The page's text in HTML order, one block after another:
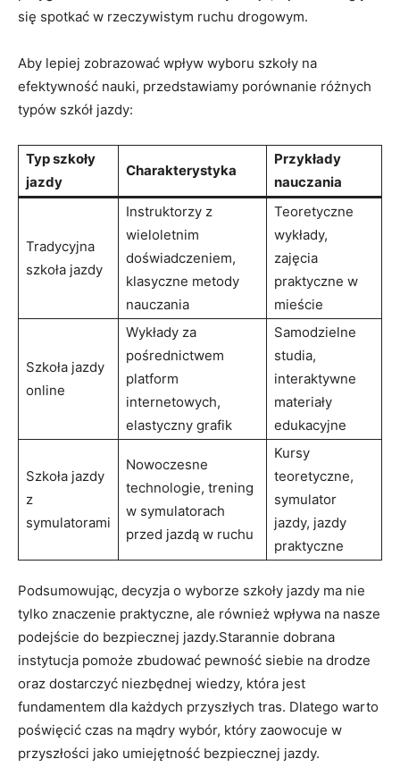
się spotkać w rzeczywistym ruchu drogowym.
Aby lepiej zobrazować wpływ wyboru szkoły na
efektywność nauki, przedstawiamy porównanie różnych
typów szkół jazdy:
Typ szkoły
jazdy
Charakterystyka
Przykłady
nauczania
Tradycyjna
szkoła jazdy
Instruktorzy z
wieloletnim
doświadczeniem,
klasyczne metody
nauczania
Teoretyczne
wykłady,
zajęcia
praktyczne w
mieście
Szkoła jazdy
online
Wykłady za
pośrednictwem
platform
internetowych,
elastyczny grafik
Samodzielne
studia,
interaktywne
materiały
edukacyjne
Szkoła jazdy
z
symulatorami
Nowoczesne
technologie, trening
w symulatorach
przed jazdą w ruchu
Kursy
teoretyczne,
symulator
jazdy, jazdy
praktyczne
Podsumowując, decyzja o wyborze szkoły jazdy ma nie
tylko znaczenie praktyczne, ale również wpływa na nasze
podejście do bezpiecznej jazdy.Starannie dobrana
instytucja pomoże zbudować pewność siebie na drodze
oraz dostarczyć niezbędnej wiedzy, która jest
fundamentem dla każdych przyszłych tras. Dlatego warto
poświęcić czas na mądry wybór, który zaowocuje w
przyszłości jako umiejętność bezpiecznej jazdy.